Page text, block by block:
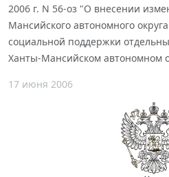
2006 г. N 56-оз "О внесении
Мансийского автономного
социальной поддержки
Ханты-Мансийском автономном
17 июня 2006